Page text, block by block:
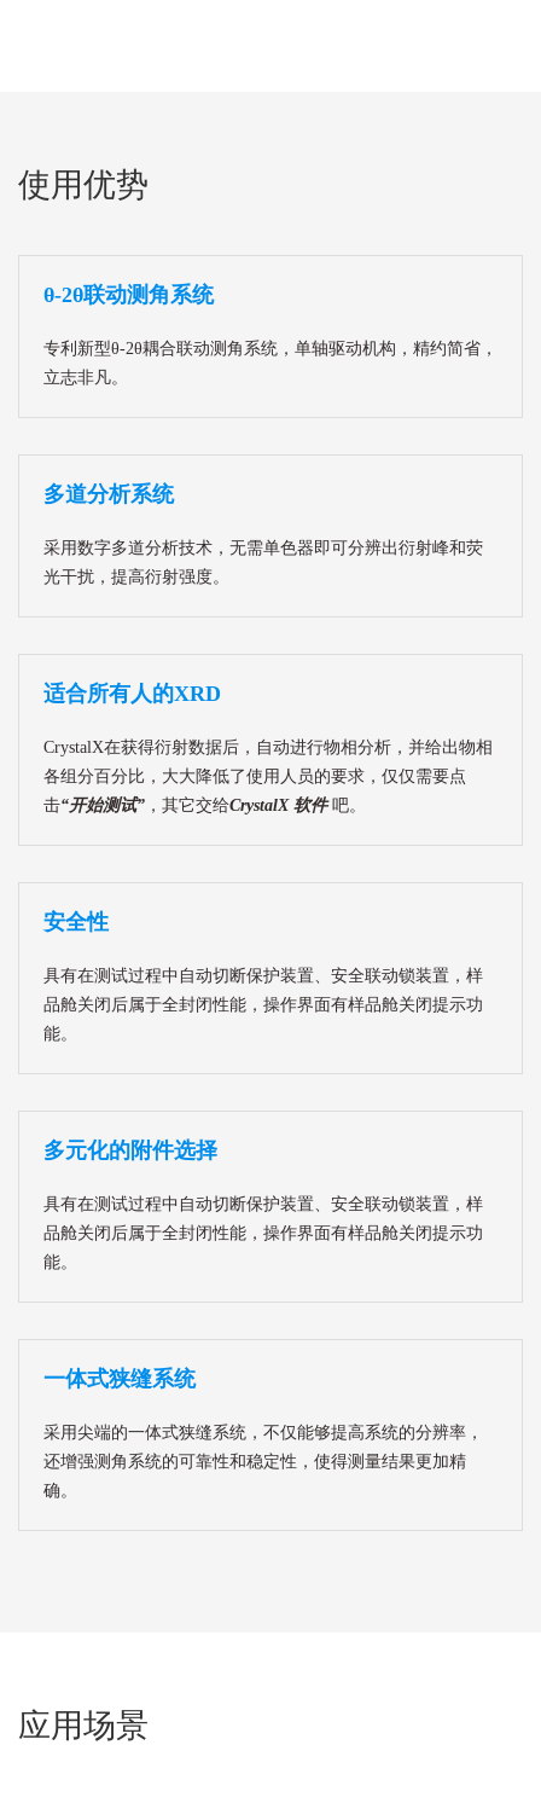
使用优势
θ-2θ联动测角系统
专利新型θ-2θ耦合联动测角系统，单轴驱动机构，精约简省，
立志非凡。
多道分析系统
采用数字多道分析技术，无需单色器即可分辨出衍射峰和荧
光干扰，提高衍射强度。
适合所有人的XRD
CrystalX在获得衍射数据后，自动进行物相分析，并给出物相
各组分百分比，大大降低了使用人员的要求，仅仅需要点
击“开始测试” ，其它交给CrystalX 软件吧。
安全性
具有在测试过程中自动切断保护装置、安全联动锁装置，样
品舱关闭后属于全封闭性能，操作界面有样品舱关闭提示功
能。
多元化的附件选择
具有在测试过程中自动切断保护装置、安全联动锁装置，样
品舱关闭后属于全封闭性能，操作界面有样品舱关闭提示功
能。
一体式狭缝系统
采用尖端的一体式狭缝系统，不仅能够提高系统的分辨率，
还增强测角系统的可靠性和稳定性，使得测量结果更加精
确。
应用场景